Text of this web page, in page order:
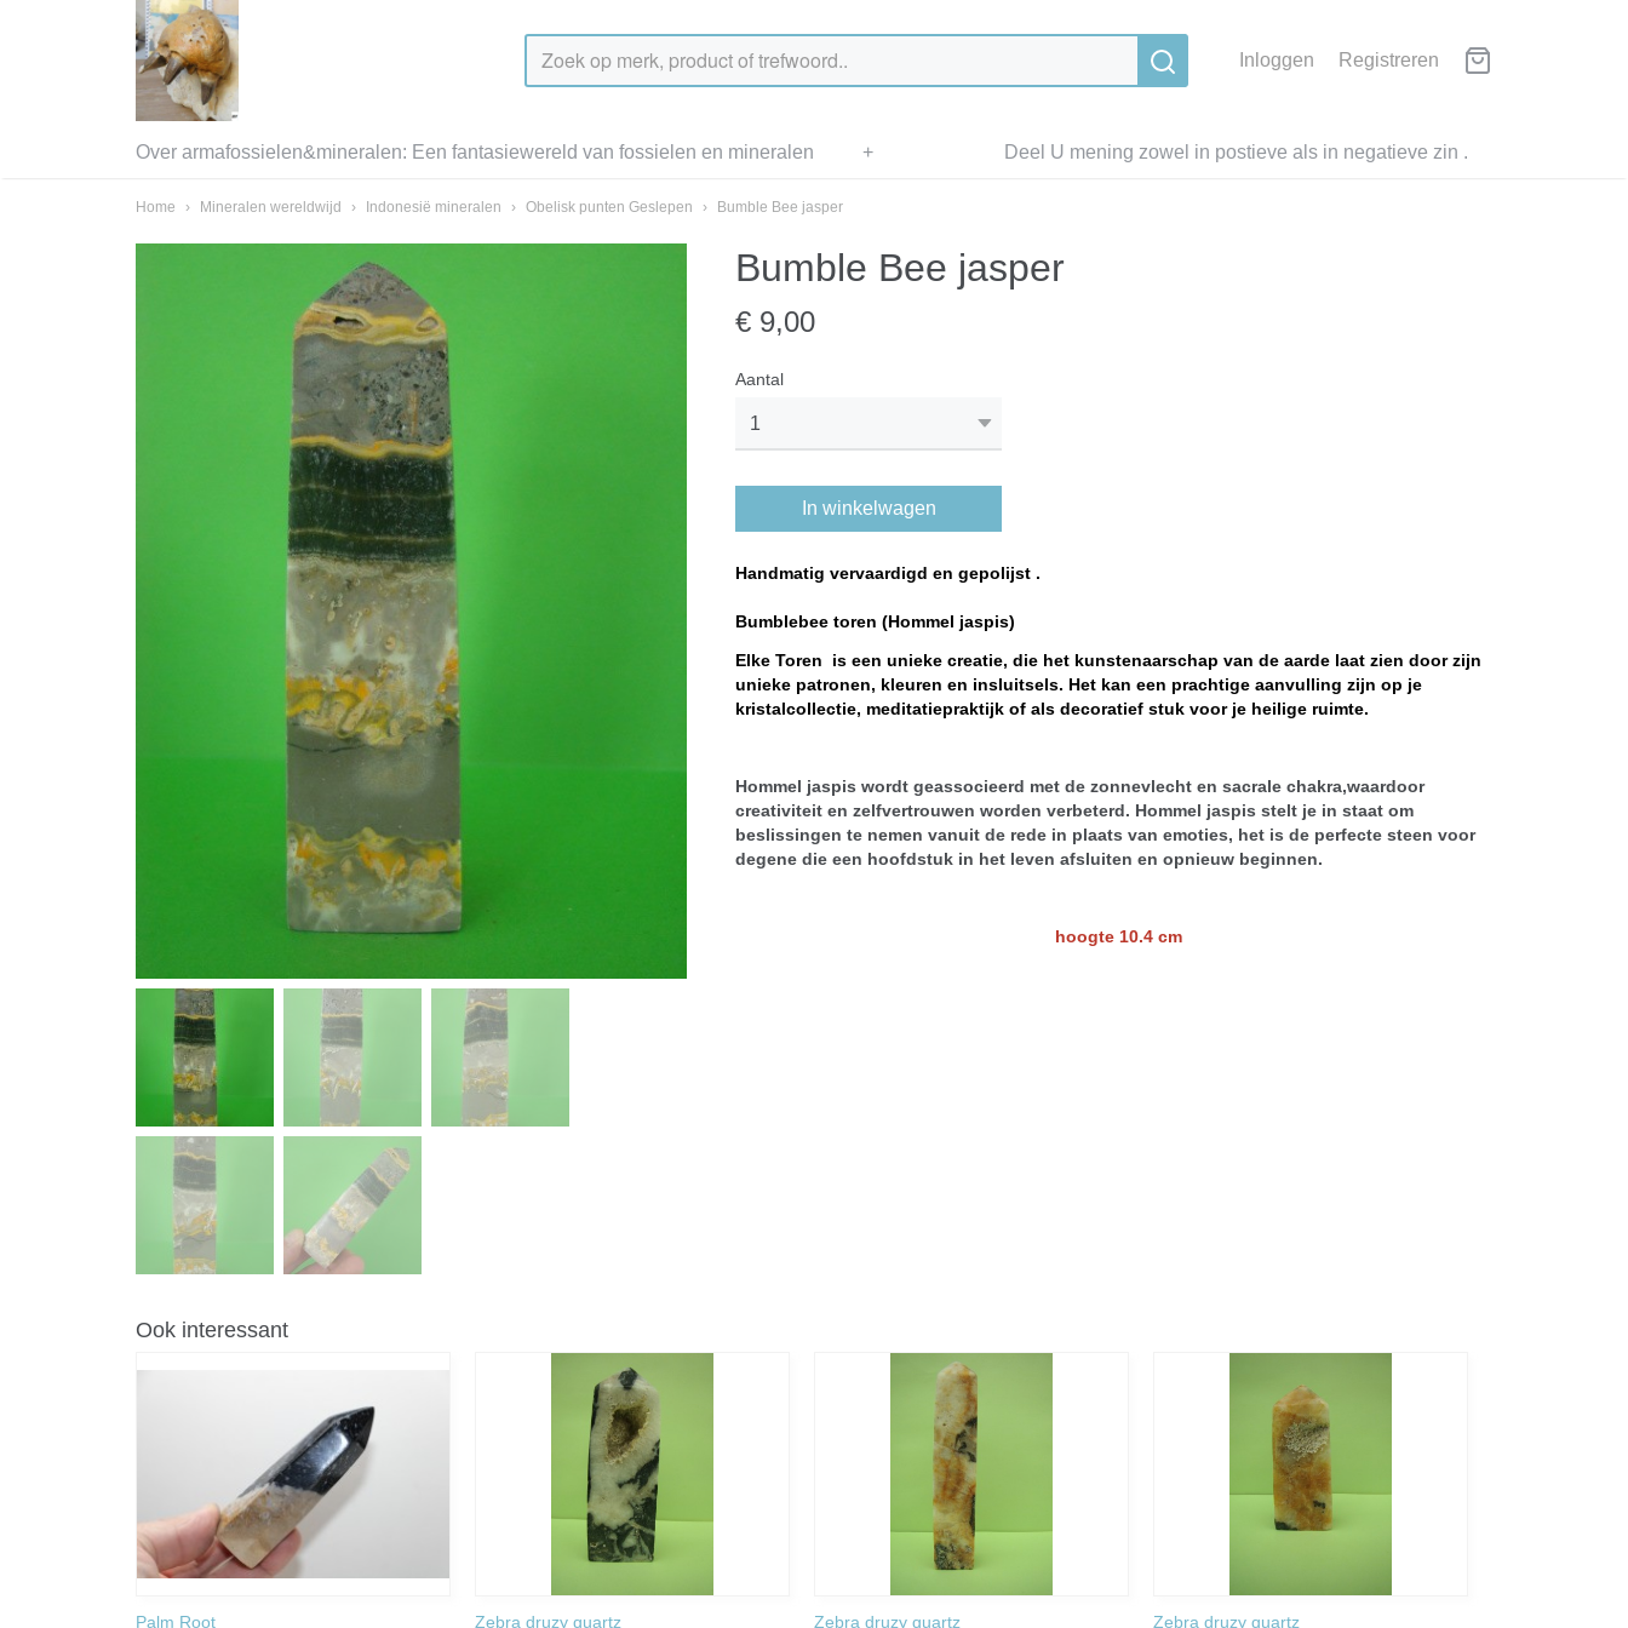
Inloggen Registreren
Deel U mening zowel in postieve als in negatieve zin .
Over armafossielen&mineralen: Een fantasiewereld van fossielen en mineralen +
Home › Mineralen wereldwijd › Indonesië mineralen › Obelisk punten Geslepen › Bumble Bee jasper
Bumble Bee jasper
€ 9,00
Aantal
In winkelwagen
Handmatig vervaardigd en gepolijst .
Bumblebee toren (Hommel jaspis)
Elke Toren is een unieke creatie, die het kunstenaarschap van de aarde laat zien door zijn
unieke patronen, kleuren en insluitsels. Het kan een prachtige aanvulling zijn op je
kristalcollectie, meditatiepraktijk of als decoratief stuk voor je heilige ruimte.
Hommel jaspis wordt geassocieerd met de zonnevlecht en sacrale chakra,waardoor
creativiteit en zelfvertrouwen worden verbeterd. Hommel jaspis stelt je in staat om
beslissingen te nemen vanuit de rede in plaats van emoties, het is de perfecte steen voor
degene die een hoofdstuk in het leven afsluiten en opnieuw beginnen.
hoogte 10.4 cm
Ook interessant
Palm Root Zebra druzy quartz Zebra druzy quartz Zebra druzy quartz